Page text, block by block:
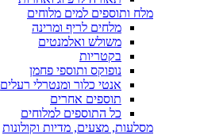
מלח ותוספים למים מלוחים
מלחים לריף ומרינה
משולש ואלמנטים
בקטריות
נופוקס ותוספי פחמן
אנטי כלור ומנטרלי רעלים
תוספים אחרים
כל התוספים למלוחים
מסלעות, מצעים, מדיות וקולונות